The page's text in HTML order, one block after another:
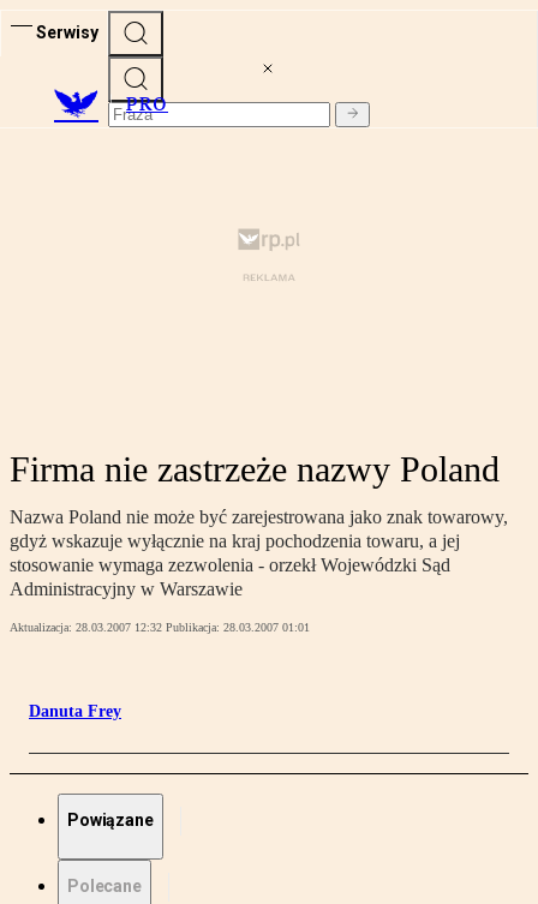
Serwisy
PRO
Firma nie zastrzeże nazwy Poland
Nazwa Poland nie może być zarejestrowana jako znak towarowy,
gdyż wskazuje wyłącznie na kraj pochodzenia towaru, a jej
stosowanie wymaga zezwolenia - orzekł Wojewódzki Sąd
Administracyjny w Warszawie
Aktualizacja: 28.03.2007 12:32 Publikacja: 28.03.2007 01:01
Danuta Frey
Powiązane
Polecane